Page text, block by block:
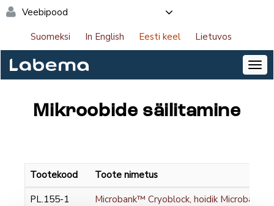
Suomeksi In English Eesti keel Lietuvos
Veebipood
Mikroobide säilitamine
Tootekood
Toote nimetus
PL.155-1
Microbank™ Cryoblock, hoidik